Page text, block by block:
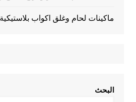
ماكينات لحام وغلق اكواب بلاستيكية
البحث